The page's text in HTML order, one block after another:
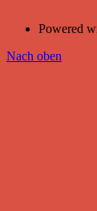
Powered
Nach oben